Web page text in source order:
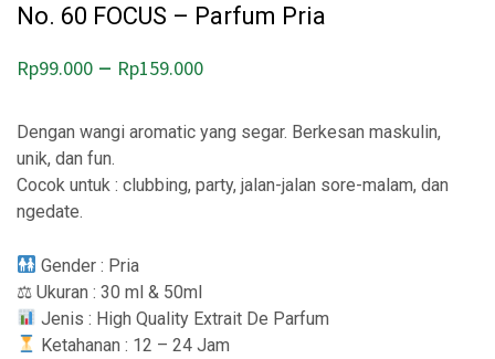
No. 60 FOCUS – Parfum Pria
Rp99.000 – Rp159.000
Dengan wangi aromatic yang segar. Berkesan maskulin,
unik, dan fun.
Cocok untuk : clubbing, party, jalan-jalan sore-malam, dan
ngedate.
Gender : Pria
⚖ Ukuran : 30 ml & 50ml
Jenis : High Quality Extrait De Parfum
Ketahanan : 12 – 24 Jam